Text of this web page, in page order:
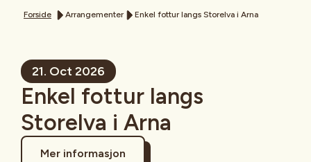
Forside Arrangementer Enkel fottur langs Storelva i Arna
21. Oct 2026
Enkel fottur langs
Storelva i Arna
Mer informasjon